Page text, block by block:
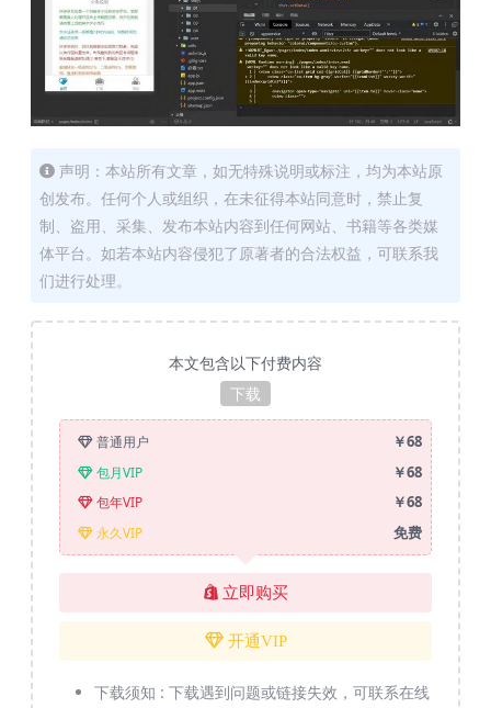
声明：本站所有文章，如无特殊说明或标注，均为本站原
创发布。任何个人或组织，在未征得本站同意时，禁止复
制、盗用、采集、发布本站内容到任何网站、书籍等各类媒
体平台。如若本站内容侵犯了原著者的合法权益，可联系我
们进行处理。
本文包含以下付费内容
下载
普通用户 ￥68
包月VIP ￥68
包年VIP ￥68
永久VIP 免费
立即购买
开通VIP
下载须知 : 下载遇到问题或链接失效，可联系在线